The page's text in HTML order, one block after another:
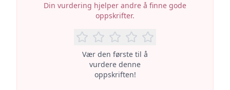
Din vurdering hjelper andre å finne gode
oppskrifter.
Vær den første til å
vurdere denne
oppskriften!